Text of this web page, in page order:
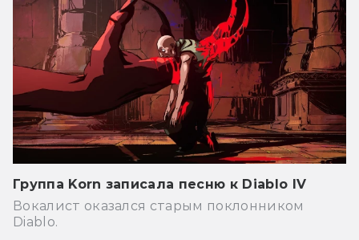
Группа Korn записала песню к Diablo IV
Вокалист оказался старым поклонником
Diablo.